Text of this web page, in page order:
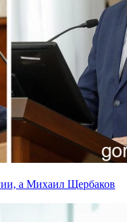
а Михаил Щербаков